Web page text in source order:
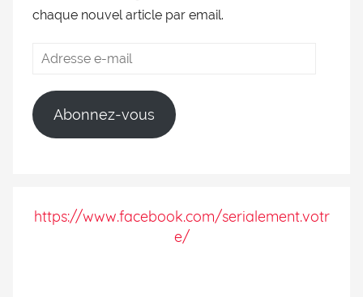
chaque nouvel article par email.
Abonnez-vous
https://www.facebook.com/serialement.votr
e/